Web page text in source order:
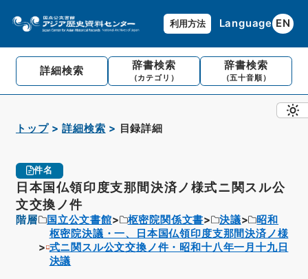
利用方法 Language EN
詳細検索 辞書検索
（カテゴリ）
辞書検索
（五十音順）
トップ 詳細検索 目録詳細
件名
日本国仏領印度支那間決済ノ様式ニ関スル公
文交換ノ件
階層 国立公文書館 枢密院関係文書 決議
昭和
枢密院決議・一、日本国仏領印度支那間決済ノ様
式ニ関スル公文交換ノ件・昭和十八年一月十九日
決議